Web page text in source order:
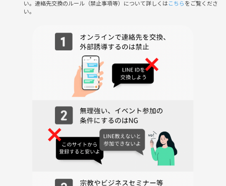
い。連絡先交換のルール（禁止事項等）について詳しくはこちらをご覧くださ
い。